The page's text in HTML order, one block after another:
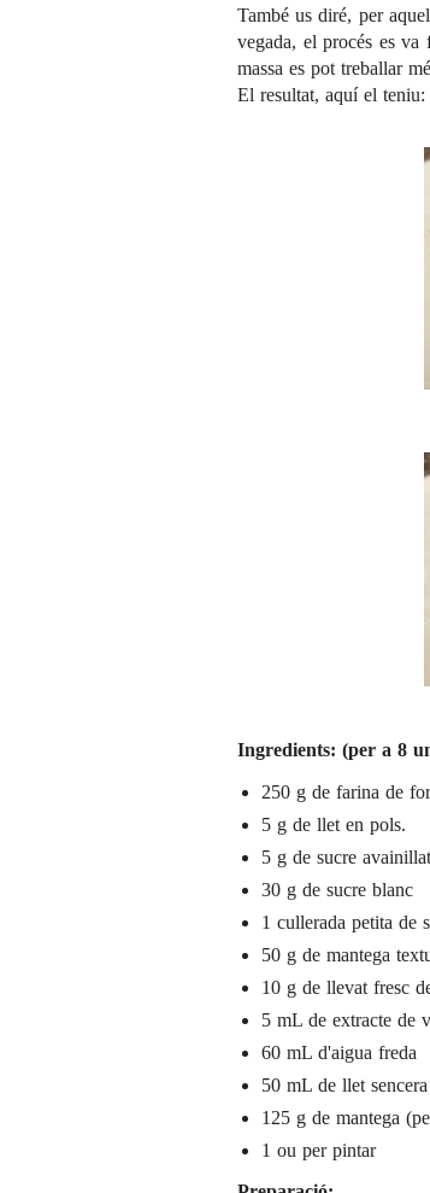
També us diré, per
vegada, el procés es
massa es pot treballar
El resultat, aquí el teniu:
Ingredients: (per a 8
250 g de farina de
5 g de llet en pols.
5 g de sucre avainillat
30 g de sucre blanc
1 cullerada petita de
50 g de mantega
10 g de llevat fresc
5 mL de extracte de
60 mL d'aigua freda
50 mL de llet
125 g de mantega
1 ou per pintar